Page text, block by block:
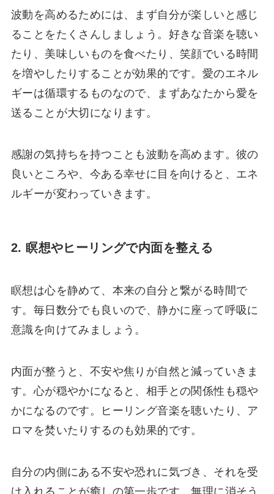
波動を高めるためには、まず自分が楽しいと感じ
ることをたくさんしましょう。好きな音楽を聴い
たり、美味しいものを食べたり、笑顔でいる時間
を増やしたりすることが効果的です。愛のエネル
ギーは循環するものなので、まずあなたから愛を
送ることが大切になります。
感謝の気持ちを持つことも波動を高めます。彼の
良いところや、今ある幸せに目を向けると、エネ
ルギーが変わっていきます。
2. 瞑想やヒーリングで内面を整える
瞑想は心を静めて、本来の自分と繋がる時間で
す。毎日数分でも良いので、静かに座って呼吸に
意識を向けてみましょう。
内面が整うと、不安や焦りが自然と減っていきま
す。心が穏やかになると、相手との関係性も穏や
かになるのです。ヒーリング音楽を聴いたり、ア
ロマを焚いたりするのも効果的です。
自分の内側にある不安や恐れに気づき、それを受
け入れることが癒しの第一歩です。無理に消そう